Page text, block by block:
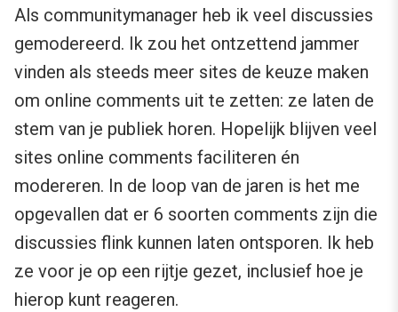
Als communitymanager heb ik veel discussies
gemodereerd. Ik zou het ontzettend jammer
vinden als steeds meer sites de keuze maken
om online comments uit te zetten: ze laten de
stem van je publiek horen. Hopelijk blijven veel
sites online comments faciliteren én
modereren. In de loop van de jaren is het me
opgevallen dat er 6 soorten comments zijn die
discussies flink kunnen laten ontsporen. Ik heb
ze voor je op een rijtje gezet, inclusief hoe je
hierop kunt reageren.